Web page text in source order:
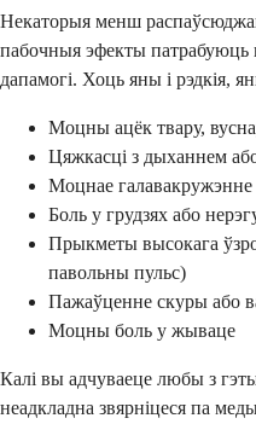
Некаторыя менш
пабочныя эфекты
дапамогі. Хоць яны і рэдкія,
Моцны ацёк твару,
Цяжкасці з дыханнем
Моцнае
Боль у грудзях або
Прыкметы высокага
павольны пульс)
Пажаўценне скуры або
Моцны боль у жываце
Калі вы адчуваеце любы з
неадкладна звярніцеся па